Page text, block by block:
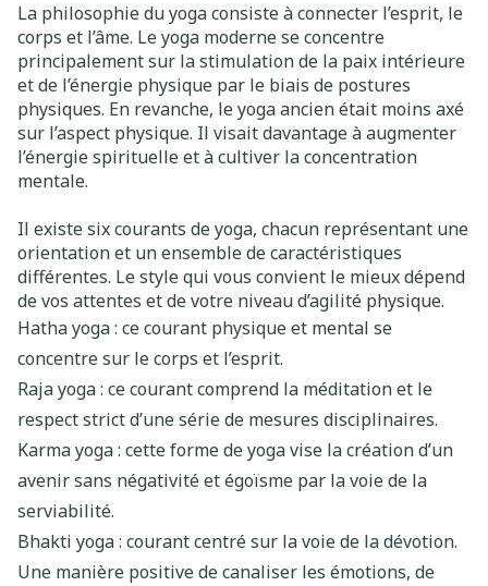
La philosophie du yoga consiste à connecter l’esprit, le
corps et l’âme. Le yoga moderne se concentre
principalement sur la stimulation de la paix intérieure
et de l’énergie physique par le biais de postures
physiques. En revanche, le yoga ancien était moins axé
sur l’aspect physique. Il visait davantage à augmenter
l’énergie spirituelle et à cultiver la concentration
mentale.
Il existe six courants de yoga, chacun représentant une
orientation et un ensemble de caractéristiques
différentes. Le style qui vous convient le mieux dépend
de vos attentes et de votre niveau d’agilité physique.
Hatha yoga : ce courant physique et mental se
concentre sur le corps et l’esprit.
Raja yoga : ce courant comprend la méditation et le
respect strict d’une série de mesures disciplinaires.
Karma yoga : cette forme de yoga vise la création d’un
avenir sans négativité et égoïsme par la voie de la
serviabilité.
Bhakti yoga : courant centré sur la voie de la dévotion.
Une manière positive de canaliser les émotions, de